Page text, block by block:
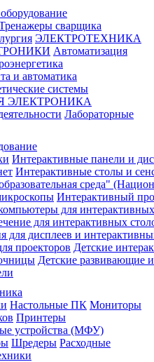
сварщика
ЭЛЕКТРОТЕХНИКА
Автоматизация
и автоматика
системы
ЭЛЕКТРОНИКА
Лабораторные
Интерактивные панели и
Интерактивные столы и
среда"
Интерактивный
для
для интерактивных
для дисплеев и
проекторов Детские
Детские развивающие
Настольные ПК Мониторы
Принтеры
устройства (МФУ)
Шредеры Расходные